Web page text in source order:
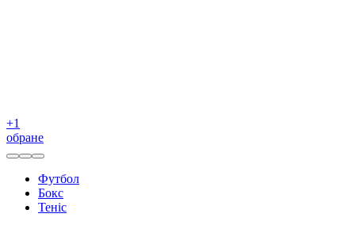
+1
обране
Футбол
Бокс
Теніс